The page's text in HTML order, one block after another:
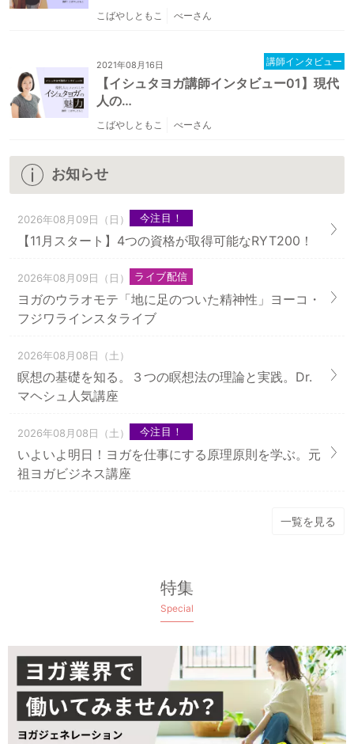
こばやしともこ べーさん
2021年08月16日
【イシュタヨガ講師インタビュー01】現代
人の…
こばやしともこ べーさん
講師インタビュー
お知らせ
2026年08月09日（日） 今注目！
【11月スタート】4つの資格が取得可能なRYT200！
2026年08月09日（日） ライブ配信
ヨガのウラオモテ「地に足のついた精神性」ヨーコ・
フジワラインスタライブ
2026年08月08日（土）
瞑想の基礎を知る。３つの瞑想法の理論と実践。Dr.
マヘシュ人気講座
2026年08月08日（土） 今注目！
いよいよ明日！ヨガを仕事にする原理原則を学ぶ。元
祖ヨガビジネス講座
一覧を見る
特集
Special